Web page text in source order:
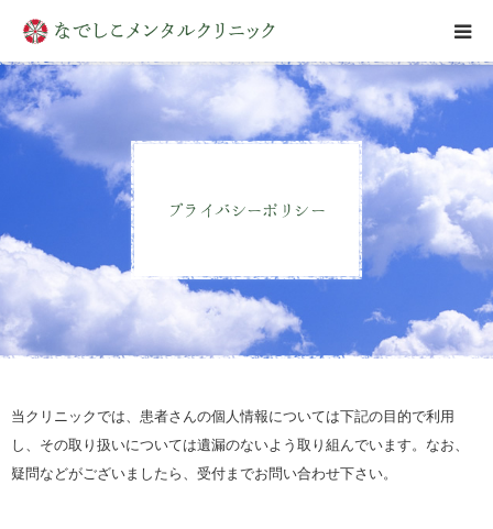
プライバシーポリシー
当クリニックでは、患者さんの個人情報については下記の目的で利用
し、その取り扱いについては遺漏のないよう取り組んでいます。なお、
疑問などがございましたら、受付までお問い合わせ下さい。
はじめての方へ
クリニックについて
アクセス
お問い合わせ